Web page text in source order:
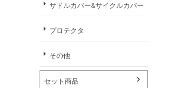
サドルカバー&サイクルカバー
プロテクタ
その他
セット商品